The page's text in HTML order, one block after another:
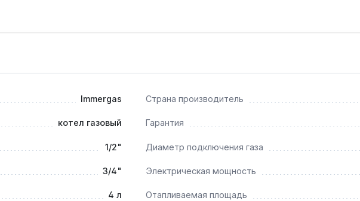
и горячего водоснабжения квартир, частных домов и небольших
— Италия. Гарантия 5 лет, доставка по Украине.
модуляция пламени позволяют работать с низкотемпературными
Immergas Страна производитель
котел газовый Гарантия
1/2" Диаметр подключения газа
3/4" Электрическая мощность
4 л Отапливаемая площадь